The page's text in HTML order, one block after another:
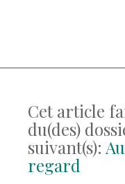
Cet article
du(des)
suivant(s):
regard